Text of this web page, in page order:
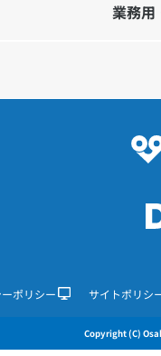
業務用
ポリシー サイトポリシ
Copyright (C)